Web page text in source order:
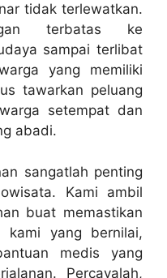
tidak terlewatkan.
terbatas ke
sampai terlibat
yang memiliki
tawarkan peluang
setempat dan
abadi.
sangatlah penting
Kami ambil
buat memastikan
kami yang bernilai,
medis yang
Percayalah,